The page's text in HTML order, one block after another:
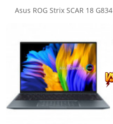
Asus ROG Strix SCAR 18 G834